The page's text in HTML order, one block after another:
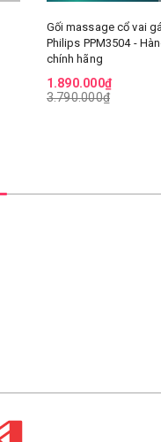
Gối massage cổ vai
Philips PPM3504 -
chính hãng
1.890.000₫
3.790.000₫